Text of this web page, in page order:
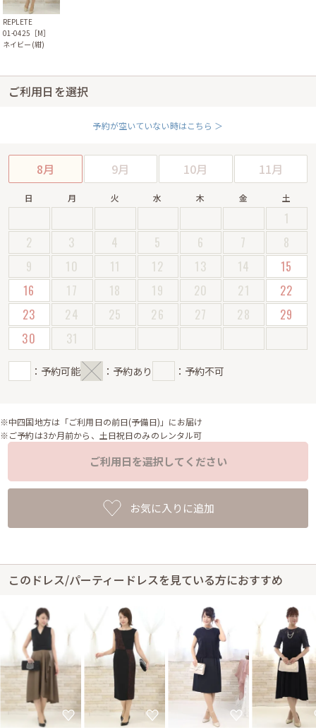
REPLETE
01-0425［M］
ネイビー(紺)
ご利用日を選択
予約が空いていない時はこちら ＞
8月 9月 10月 11月
日 月 火 水 木 金 土
1
2
3 4 5 6 7
8
9
10 11 12 13 14
15
16
17 18 19 20 21
22
23
24 25 26 27 28
29
30
31
：予約可能 ：予約あり ：予約不可
※中四国地方は「ご利用日の前日(予備日)」にお届け
※ご予約は3か月前から、土日祝日のみのレンタル可
ご利用日を選択してください
お気に入りに追加
このドレス/パーティードレスを見ている方におすすめ